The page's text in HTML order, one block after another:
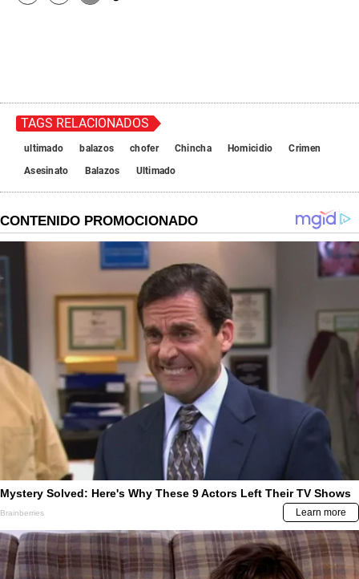
TAGS RELACIONADOS
ultimado balazos chofer Chincha Homicidio
Crimen
Asesinato
Balazos Ultimado